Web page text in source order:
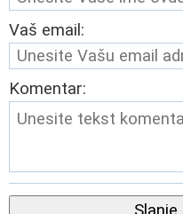
Vaš email:
Komentar: